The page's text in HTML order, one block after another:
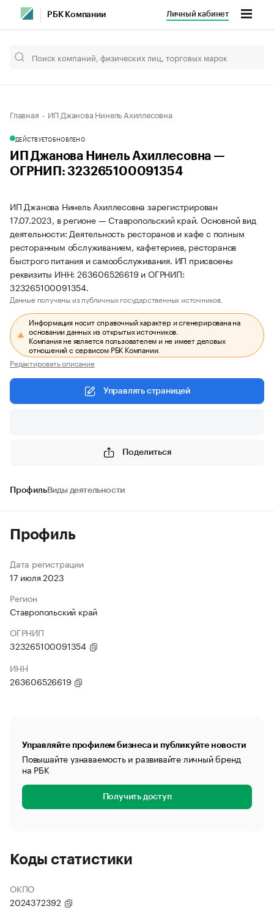
РБК Компании Личный кабинет
Главная ИП Джанова Нинель Ахиллесовна
ДЕЙСТВУЕТОБНОВЛЕНО
ИП Джанова Нинель Ахиллесовна —
ОГРНИП: 323265100091354
ИП Джанова Нинель Ахиллесовна зарегистрирован
17.07.2023, в регионе — Ставропольский край. Основной вид
деятельности: Деятельность ресторанов и кафе с полным
ресторанным обслуживанием, кафетериев, ресторанов
быстрого питания и самообслуживания. ИП присвоены
реквизиты ИНН: 263606526619 и ОГРНИП:
323265100091354.
Данные получены из публичных государственных источников.
Информация носит справочный характер и сгенерирована на
основании данных из открытых источников.
Компания не является пользователем и не имеет деловых
отношений с сервисом РБК Компании.
Редактировать описание
Управлять страницей
Поделиться
ПрофильВиды деятельности
Профиль
Дата регистрации
17 июля 2023
Регион
Ставропольский край
ОГРНИП
323265100091354
ИНН
263606526619
Управляйте профилем бизнеса и публикуйте новости
Повышайте узнаваемость и развивайте личный бренд
на РБК
Получить доступ
Коды статистики
ОКПО
2024372392